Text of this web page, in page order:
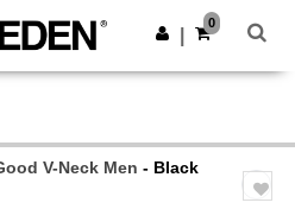
Obter app
0
V-Neck Men - Black